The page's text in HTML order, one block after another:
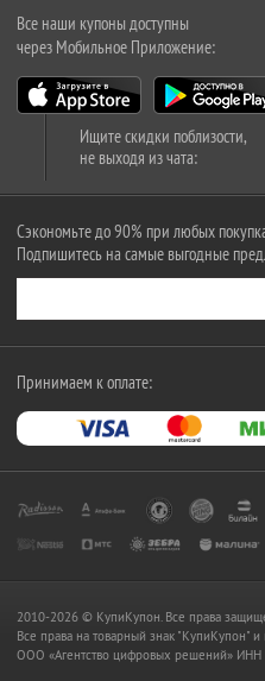
Все наши купоны доступны
через Мобильное Приложение:
Ищите скидки поблизости,
не выходя из чата:
Сэкономьте до 90% при любых
Подпишитесь на самые выгодные
Принимаем к оплате:
2010-2026 © КупиКупон. Все права
Все права на товарный знак "КупиКупон"
OOO «Агентство цифровых решений»